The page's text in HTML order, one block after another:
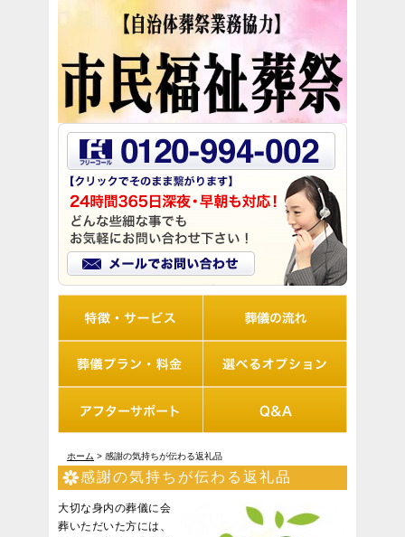
ホーム > 感謝の気持ちが伝わる返礼品
感謝の気持ちが伝わる返礼品
大切な身内の葬儀に会
葬いただいた方には、